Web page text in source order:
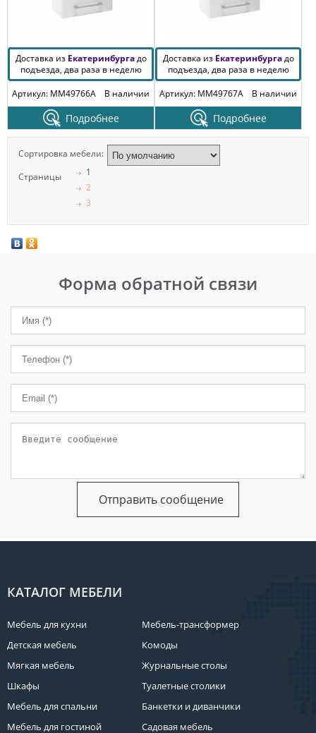
Доставка из Екатеринбургадо
подъезда, два раза в неделю
Артикул: MM49766A
В наличии
Подробнее
Доставка из Екатеринбургадо
подъезда, два раза в неделю
Артикул: MM49767A
В наличии
Подробнее
Сортировка мебели:
Страницы
1
2
3
Форма обратной связи
КАТАЛОГ МЕБЕЛИ
Мебель для кухни
Детская мебель
Мягкая мебель
Шкафы
Мебель для спальни
Мебель для гостиной
Мебель-трансформер
Комоды
Журнальные столы
Туалетные столики
Банкетки и диванчики
Садовая мебель